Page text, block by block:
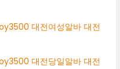
대전여성알바 대전
대전당일알바 대전